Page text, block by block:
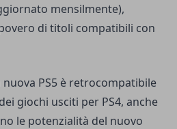
mensilmente),
di titoli compatibili con
nuova PS5 è retrocompatibile
giochi usciti per PS4, anche
le potenzialità del nuovo